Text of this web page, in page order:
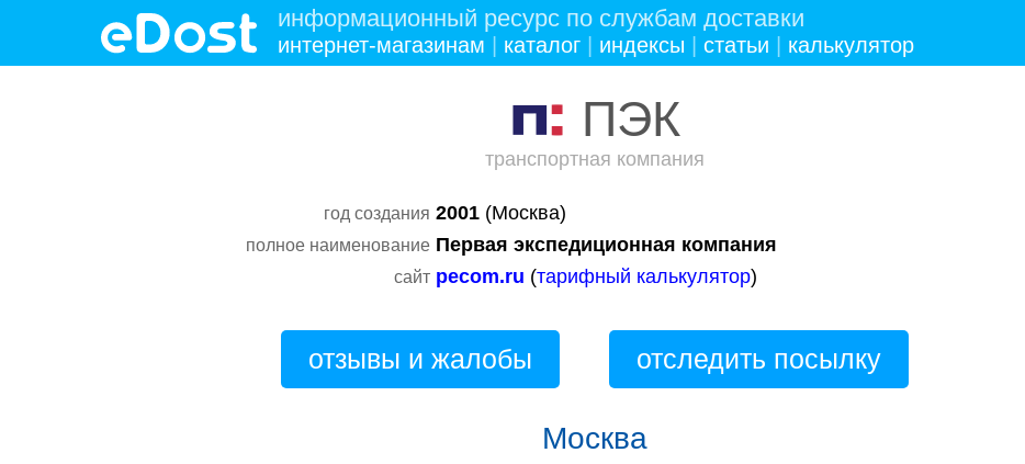
информационный ресурс по службам доставки
интернет-магазинам каталог индексы статьи калькулятор
ПЭК
транспортная компания
год создания 2001 (Москва)
полное наименование Первая экспедиционная компания
сайт pecom.ru (тарифный калькулятор)
отзывы и жалобы отследить посылку
Москва